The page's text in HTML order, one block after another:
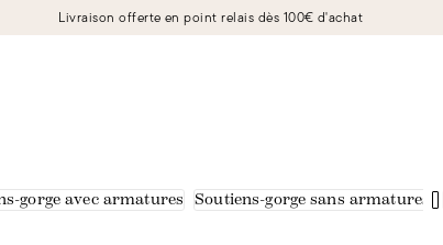
Livraison offerte en point relais dès 100€ d'achat
gorge avec armatures Soutiens-gorge sans armatures